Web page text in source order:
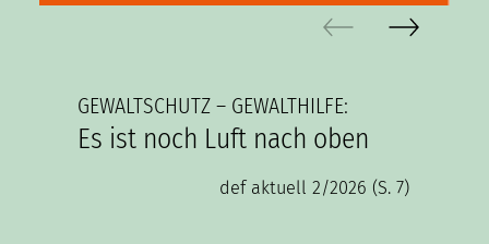
GEWALTSCHUTZ – GEWALTHILFE:
Es ist noch Luft nach oben
def aktuell 2/2026 (S. 7)